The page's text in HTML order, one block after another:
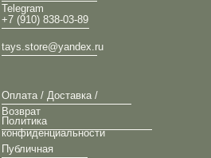
Telegram
+7 (910) 838-03-89
tays.store@yandex.ru
Оплата / Доставка /
Возврат
Политика
конфиденциальности
Публичная